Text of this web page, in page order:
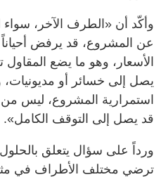
وأكّد أن «الطرف الآخر، سواء
عن المشروع، قد يرفض
الأسعار، وهو ما يضع
يصل إلى خسائر أو
استمرارية المشروع، ليس
قد يصل إلى التوقف الكامل».
ورداً على سؤال يتعلق
ترضي مختلف الأطراف في